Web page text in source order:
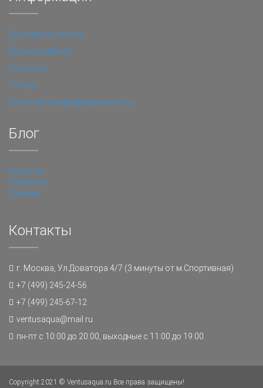
Доставка и оплата
Личный кабинет
Контакты
Услуги
Политика конфиденциальности
Блог
Новости
Полезное
Галерея
Контакты
г. Москва, Ул.Доватора 4/7 (3 минуты от м.Спортивная)
+7 (499) 245-24-56
+7 (499) 245-67-12
ventusaqua@mail.ru
пн-пт с 10:00 до 20:00, выходные с 11:00 до 19:00
Copyright 2021 © Ventusaqua.ru Все права защищены!